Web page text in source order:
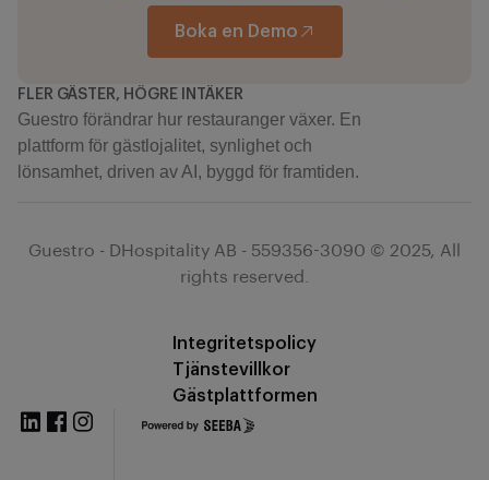
Boka en Demo
FLER GÄSTER, HÖGRE INTÄKER
Guestro förändrar hur restauranger växer. En
plattform för gästlojalitet, synlighet och
lönsamhet, driven av AI, byggd för framtiden.
Guestro - DHospitality AB - 559356-3090 © 2025, All
rights reserved.
Integritetspolicy
Tjänstevillkor
Gästplattformen